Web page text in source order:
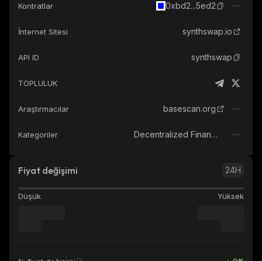
Kontratlar 0xbd2...5ed2
İnternet Sitesi synthswap.io
API ID synthswap
TOPLULUK
Araştırmacılar basescan.org
Kategoriler Decentralized Finance (DeFi)
Fiyat değişimi 24H
Düşük Yüksek